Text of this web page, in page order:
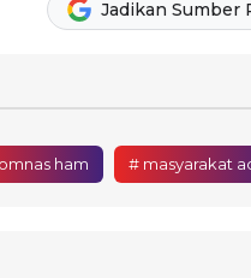
Jadikan Sumber
ham # masyarakat